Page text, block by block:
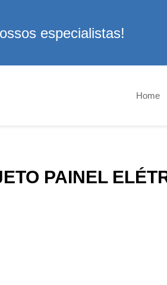
especialistas!
Home
PAINEL